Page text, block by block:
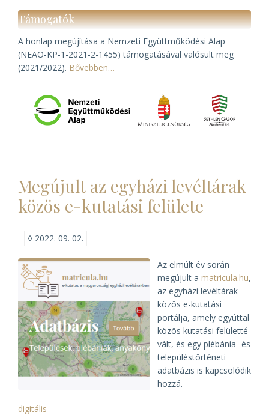
Támogatók
A honlap megújítása a Nemzeti Együttműködési Alap
(NEAO-KP-1-2021-2-1455) támogatásával valósult meg
(2021/2022). Bővebben…
Megújult az egyházi levéltárak
közös e-kutatási felülete
◊ 2022. 09. 02.
Az elmúlt év során
megújult a matricula.hu,
az egyházi levéltárak
közös e-kutatási
portálja, amely egyúttal
közös kutatási felületté
vált, és egy plébánia- és
településtörténeti
adatbázis is kapcsolódik
hozzá.
digitális